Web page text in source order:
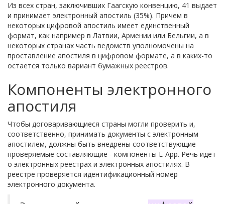
Из всех стран, заключивших Гаагскую конвенцию, 41 выдает
и принимает электронный апостиль (35%). Причем в
некоторых цифровой апостиль имеет единственный
формат, как например в Латвии, Армении или Бельгии, а в
некоторых странах часть ведомств уполномочены на
проставление апостиля в цифровом формате, а в каких-то
остается только вариант бумажных реестров.
Компоненты электронного
апостиля
Чтобы договаривающиеся страны могли проверить и,
соответственно, принимать документы с электронным
апостилем, должны быть внедрены соответствующие
проверяемые составляющие - компоненты E-App. Речь идет
о электронных реестрах и электронных апостилях. В
реестре проверяется идентификационный номер
электронного документа.